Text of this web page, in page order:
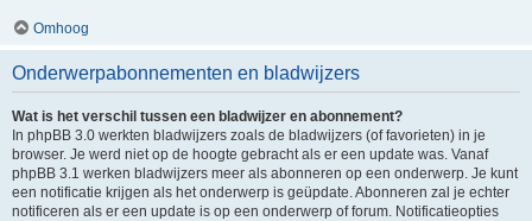
Omhoog
Onderwerpabonnementen en bladwijzers
Wat is het verschil tussen een bladwijzer en abonnement?
In phpBB 3.0 werkten bladwijzers zoals de bladwijzers (of favorieten) in je
browser. Je werd niet op de hoogte gebracht als er een update was. Vanaf
phpBB 3.1 werken bladwijzers meer als abonneren op een onderwerp. Je kunt
een notificatie krijgen als het onderwerp is geüpdate. Abonneren zal je echter
notificeren als er een update is op een onderwerp of forum. Notificatieopties